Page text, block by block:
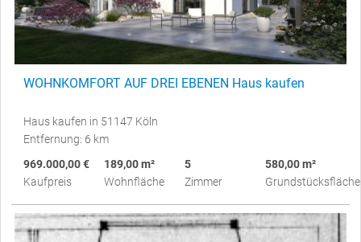
WOHNKOMFORT AUF DREI EBENEN Haus kaufen
Haus kaufen in 51147 Köln
Entfernung: 6 km
969.000,00 €
Kaufpreis
189,00 m²
Wohnfläche
5
Zimmer
580,00 m²
Grundstücksfläche